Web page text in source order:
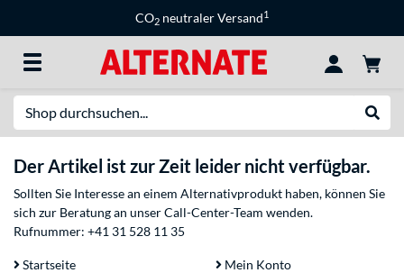
CO2 neutraler Versand1
Der Artikel ist zur Zeit leider nicht verfügbar.
Sollten Sie Interesse an einem Alternativprodukt haben, können Sie
sich zur Beratung an unser Call-Center-Team wenden.
Rufnummer: +41 31 528 11 35
Startseite Mein Konto